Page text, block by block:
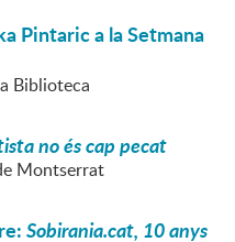
Pintaric a la Setmana
Biblioteca
no és cap pecat
Montserrat
Sobirania.cat, 10 anys